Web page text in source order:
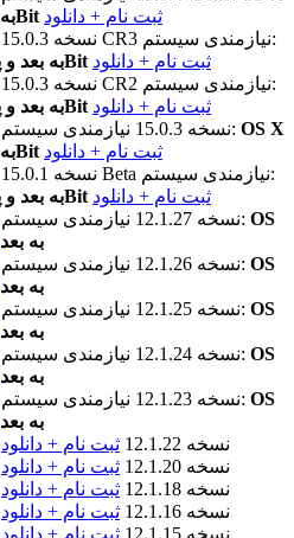
10.10 به بعد و پردازنده 64Bit ثبت نام + دانلود
نسخه 15.0.3 CR3
نیازمندی سیستم:
OS X 10.10 به بعد و پردازنده 64Bit ثبت نام + دانلود
نسخه 15.0.3 CR2
نیازمندی سیستم:
OS X 10.10 به بعد و پردازنده 64Bit ثبت نام + دانلود
نسخه 15.0.3نیازمندی سیستم: OS X
10.10 به بعد و پردازنده 64Bit ثبت نام + دانلود
نسخه 15.0.1 Beta
نیازمندی سیستم:
OS X 10.10 به بعد و پردازنده 64Bit ثبت نام + دانلود
نسخه 12.1.27نیازمندی سیستم: OS
X 10.6 به بعد
نسخه 12.1.26نیازمندی سیستم: OS
X 10.6 به بعد
نسخه 12.1.25نیازمندی سیستم: OS
X 10.6 به بعد
نسخه 12.1.24نیازمندی سیستم: OS
X 10.6 به بعد
نسخه 12.1.23نیازمندی سیستم: OS
X 10.6 به بعد
نسخه 12.1.22
ثبت نام + دانلود
نسخه 12.1.20
ثبت نام + دانلود
نسخه 12.1.18
ثبت نام + دانلود
نسخه 12.1.16
ثبت نام + دانلود
نسخه 12.1.15
ثبت نام + دانلود